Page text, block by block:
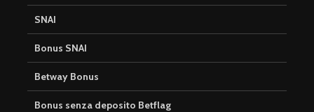
SNAI
Bonus SNAI
Betway Bonus
Bonus senza deposito Betflag